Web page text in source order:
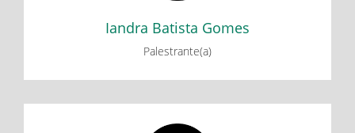
Iandra Batista Gomes
Palestrante(a)
histórias e experimentações - Parte 1
Jaime Batista de Souza